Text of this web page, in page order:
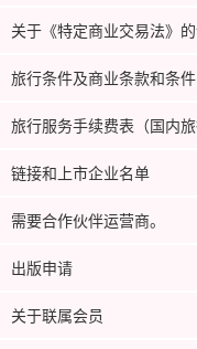
关于《特定商业交易法》
旅行条件及商业条款和条件
旅行服务手续费表（国内旅
链接和上市企业名单
需要合作伙伴运营商。
出版申请
关于联属会员